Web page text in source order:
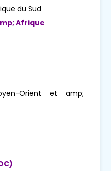
du Sud
Afrique
Orient et amp;